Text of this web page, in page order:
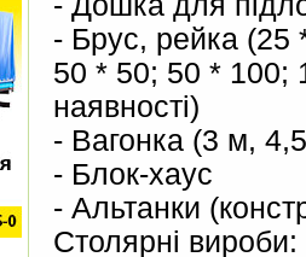
- Брус, рейка (25
50 * 50; 50 * 100;
наявності)
- Вагонка (3 м,
- Блок-хаус
- Альтанки
Столярні вироби: